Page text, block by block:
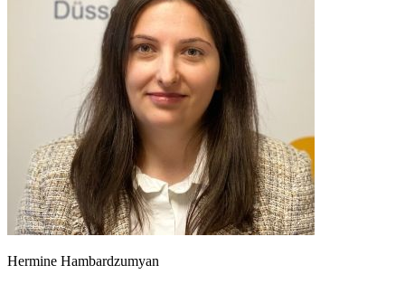
Hermine Hambardzumyan